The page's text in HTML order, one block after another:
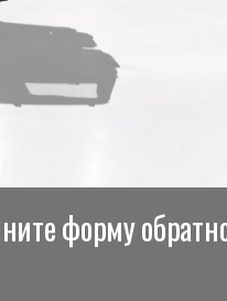
форму